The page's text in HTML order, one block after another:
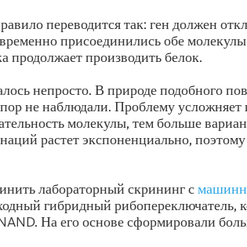
переводится так: ген должен
присоединились обе
продолжает производить белок.
непросто. В природе подобного
не наблюдали. Проблему усложняет
молекулы, тем больше
растет экспоненциально,
лабораторный скрининг с
гибридный рибопереключатель,
На его основе сформировали